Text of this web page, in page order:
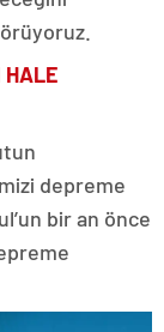
HALE
depreme
bir an önce